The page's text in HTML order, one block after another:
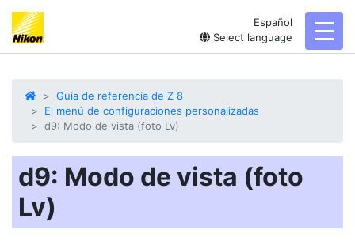
Español
Select language
Guia de referencia de Z 8
El menú de configuraciones personalizadas
d9: Modo de vista (foto Lv)
d9: Modo de vista (foto
Lv)